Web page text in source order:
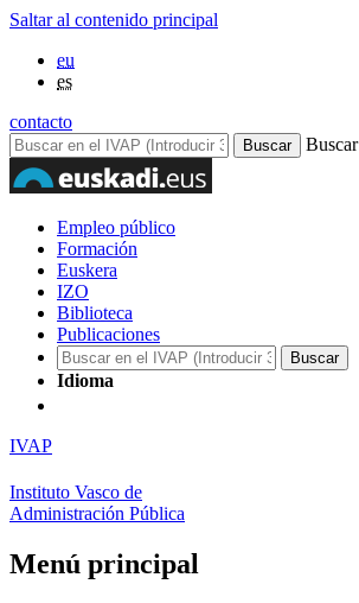
Saltar al contenido principal
eu
es
contacto
Buscar
Empleo público
Formación
Euskera
IZO
Biblioteca
Publicaciones
Idioma
IVAP
Instituto Vasco de
Administración Pública
Menú principal